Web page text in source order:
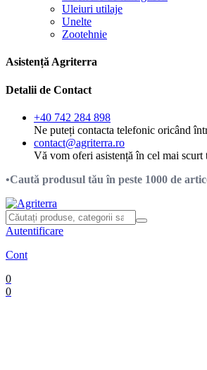
Uleiuri utilaje
Unelte
Zootehnie
Asistență Agriterra
Detalii de Contact
+40 742 284 898
Ne puteți contacta telefonic oricând
contact@agriterra.ro
Vă vom oferi asistență în cel mai scurt
•Caută produsul tău în peste 1000 de
Autentificare
Cont
0
0